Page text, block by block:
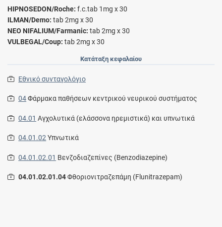
HIPNOSEDON/Roche: f.c.tab 1mg x 30
ILMAN/Demo: tab 2mg x 30
NEO NIFALIUM/Farmanic: tab 2mg x 30
VULBEGAL/Coup: tab 2mg x 30
Κατάταξη κεφαλαίου
Εθνικό συνταγολόγιο
04Φάρμακα παθήσεων κεντρικού νευρικού συστήματος
04.01 Αγχολυτικά (ελάσσονα ηρεμιστικά) και υπνωτικά
04.01.02Υπνωτικά
04.01.02.01 Βενζοδιαζεπίνες (Benzodiazepine)
04.01.02.01.04Φθοριονιτραζεπάμη (Flunitrazepam)